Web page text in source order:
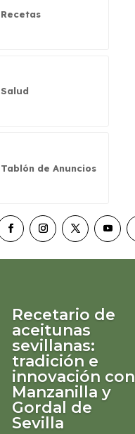
Recetas
Salud
Tablón de Anuncios
Recetario de
aceitunas
sevillanas:
tradición e
innovación con
Manzanilla y
Gordal de
Sevilla